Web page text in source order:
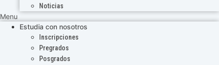
Noticias
Menu
Estudia con nosotros
Inscripciones
Pregrados
Posgrados